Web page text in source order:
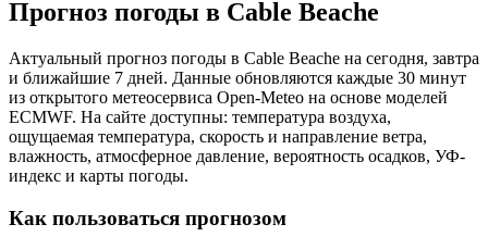
Прогноз погоды в Cable Beachе
Актуальный прогноз погоды в Cable Beachе на сегодня, завтра
и ближайшие 7 дней. Данные обновляются каждые 30 минут
из открытого метеосервиса Open-Meteo на основе моделей
ECMWF. На сайте доступны: температура воздуха,
ощущаемая температура, скорость и направление ветра,
влажность, атмосферное давление, вероятность осадков, УФ-
индекс и карты погоды.
Как пользоваться прогнозом